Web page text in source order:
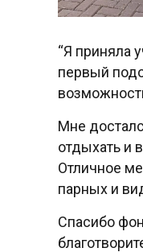
“Я приняла
первый
Мне
отдыхать и
Отличное
парных и
Спасибо